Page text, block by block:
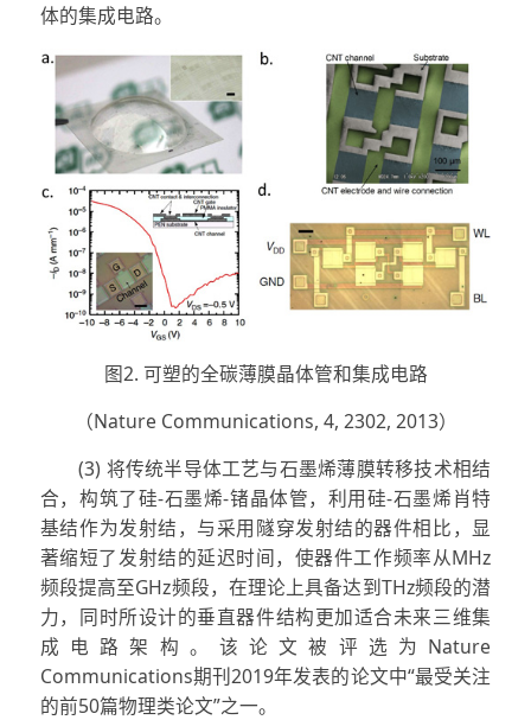
体的集成电路。
图2. 可塑的全碳薄膜晶体管和集成电路
（Nature Communications, 4, 2302, 2013）
(3) 将传统半导体工艺与石墨烯薄膜转移技术相结
合，构筑了硅-石墨烯-锗晶体管，利用硅-石墨烯肖特
基结作为发射结，与采用隧穿发射结的器件相比，显
著缩短了发射结的延迟时间，使器件工作频率从MHz
频段提高至GHz频段，在理论上具备达到THz频段的潜
力，同时所设计的垂直器件结构更加适合未来三维集
成电路架构。该论文被评选为Nature
Communications期刊2019年发表的论文中“最受关注
的前50篇物理类论文”之一。